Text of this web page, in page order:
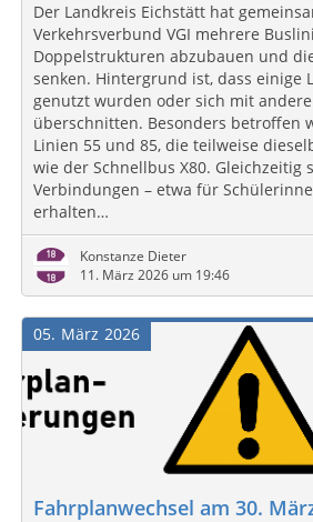
Der Landkreis Eichstätt hat
Verkehrsverbund VGI mehrere
Doppelstrukturen abzubauen und
senken. Hintergrund ist, dass einige
genutzt wurden oder sich mit
überschnitten. Besonders betroffen
Linien 55 und 85, die teilweise
wie der Schnellbus X80. Gleichzeitig
Verbindungen – etwa für
erhalten…
Konstanze Dieter
11. März 2026 um 19:46
März
05 2026
Fahrplanwechsel am 30.